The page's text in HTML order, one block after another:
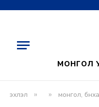
МОНГОЛ
эхлэл » » монгол, бнхау, оху-